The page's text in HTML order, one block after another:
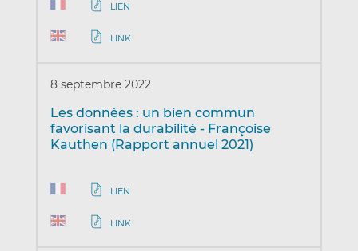
LIEN
LINK
8 septembre 2022
Les données : un bien commun
favorisant la durabilité - Françoise
Kauthen (Rapport annuel 2021)
LIEN
LINK